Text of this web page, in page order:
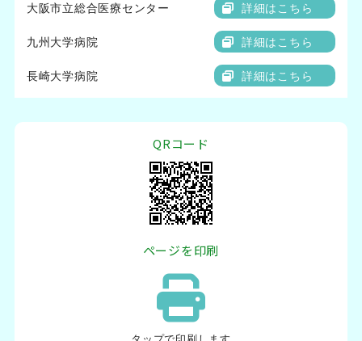
大阪市立総合医療センター 詳細はこちら
九州大学病院 詳細はこちら
長崎大学病院 詳細はこちら
QRコード
ページを印刷